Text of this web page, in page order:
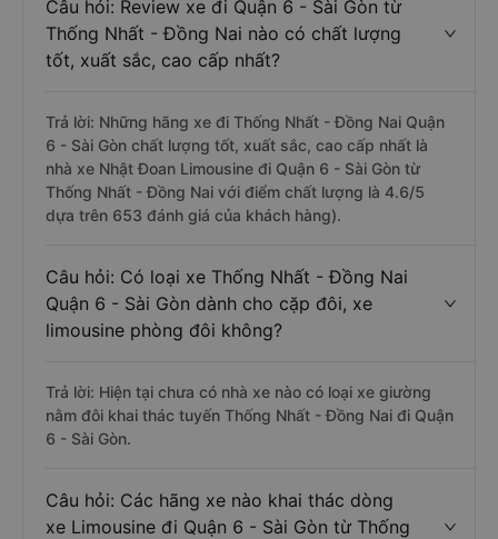
Câu hỏi: Review xe đi Quận 6 - Sài Gòn từ
Thống Nhất - Đồng Nai nào có chất lượng
tốt, xuất sắc, cao cấp nhất?
Trả lời: Những hãng xe đi Thống Nhất - Đồng Nai Quận
6 - Sài Gòn chất lượng tốt, xuất sắc, cao cấp nhất là
nhà xe Nhật Đoan Limousine đi Quận 6 - Sài Gòn từ
Thống Nhất - Đồng Nai với điểm chất lượng là 4.6/5
dựa trên 653 đánh giá của khách hàng).
Câu hỏi: Có loại xe Thống Nhất - Đồng Nai
Quận 6 - Sài Gòn dành cho cặp đôi, xe
limousine phòng đôi không?
Trả lời: Hiện tại chưa có nhà xe nào có loại xe giường
nằm đôi khai thác tuyến Thống Nhất - Đồng Nai đi Quận
6 - Sài Gòn.
Câu hỏi: Các hãng xe nào khai thác dòng
xe Limousine đi Quận 6 - Sài Gòn từ Thống